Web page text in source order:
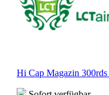
Hi Cap Magazin